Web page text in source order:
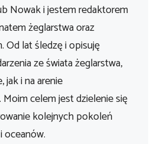
Nowak i jestem redaktorem
żeglarstwa oraz
Od lat śledzę i opisuję
ze świata żeglarstwa,
jak i na arenie
celem jest dzielenie się
kolejnych pokoleń
oceanów.